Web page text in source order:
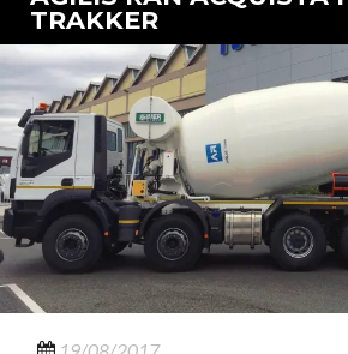
TRAKKER